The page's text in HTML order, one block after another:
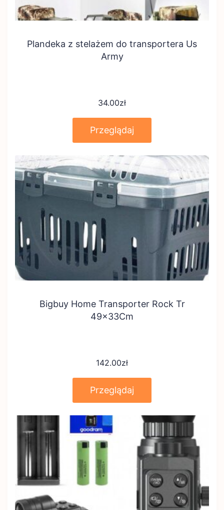
Plandeka z stelażem do transportera Us
Army
34.00zł
Przeglądaj
Bigbuy Home Transporter Rock Tr
49x33Cm
142.00zł
Przeglądaj